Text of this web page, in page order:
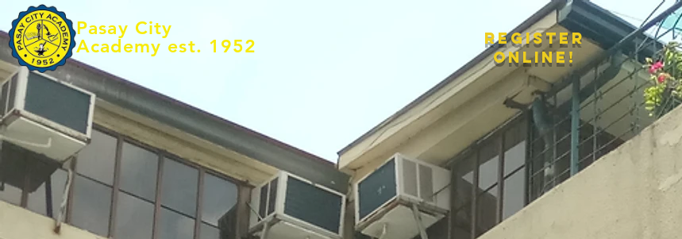
Pasay City
Academy est. 1952
register
online!